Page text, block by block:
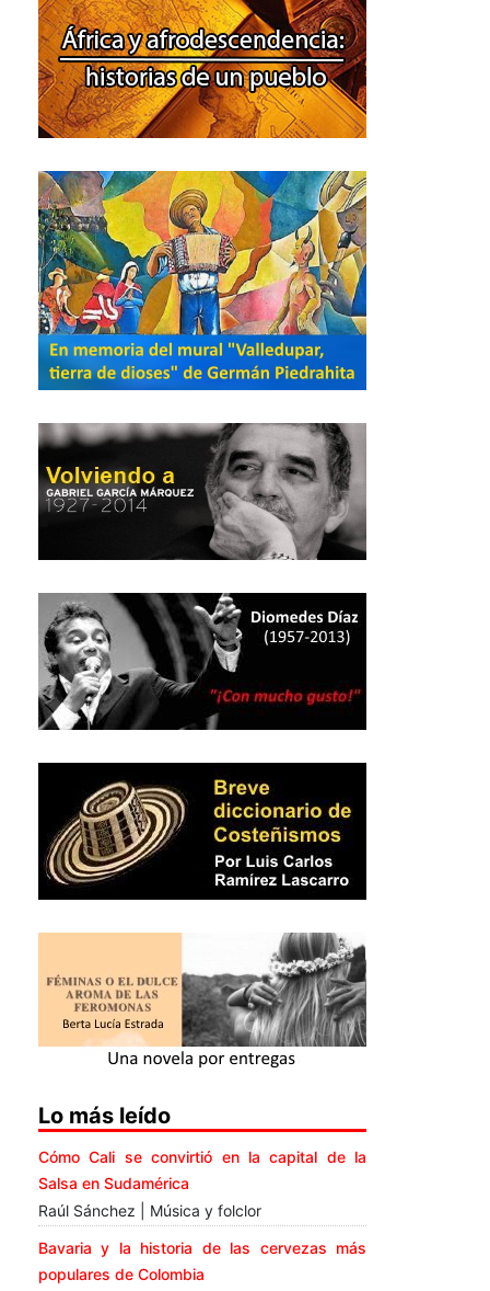
Lo más leído
Cómo Cali se convirtió en la capital de la
Salsa en Sudamérica
Raúl Sánchez | Música y folclor
Bavaria y la historia de las cervezas más
populares de Colombia